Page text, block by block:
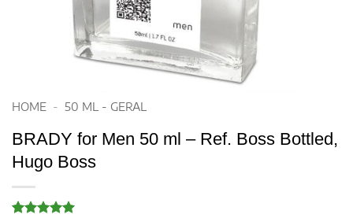
HOME - 50 ML - GERAL
BRADY for Men 50 ml – Ref. Boss Bottled,
Hugo Boss